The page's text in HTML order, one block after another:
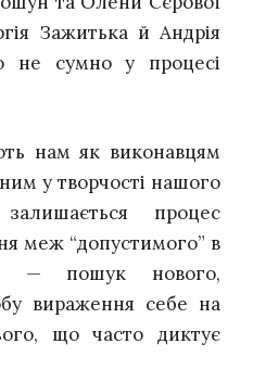
Зажитька й Андрія
не сумно у процесі
нам як виконавцям
у творчості нашого
процес
меж “допустимого” в
— пошук нового,
вираження себе на
що часто диктує